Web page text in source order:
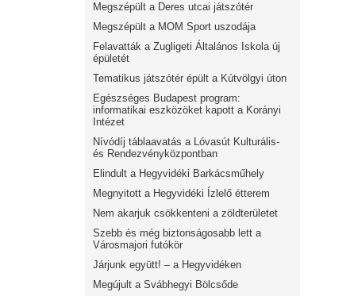
Megszépült a Deres utcai játszótér
Megszépült a MOM Sport uszodája
Felavatták a Zugligeti Általános Iskola új
épületét
Tematikus játszótér épült a Kútvölgyi úton
Egészséges Budapest program:
informatikai eszközöket kapott a Korányi
Intézet
Nívódíj táblaavatás a Lóvasút Kulturális-
és Rendezvényközpontban
Elindult a Hegyvidéki Barkácsműhely
Megnyitott a Hegyvidéki Ízlelő étterem
Nem akarjuk csökkenteni a zöldterületet
Szebb és még biztonságosabb lett a
Városmajori futókör
Járjunk együtt! – a Hegyvidéken
Megújult a Svábhegyi Bölcsőde